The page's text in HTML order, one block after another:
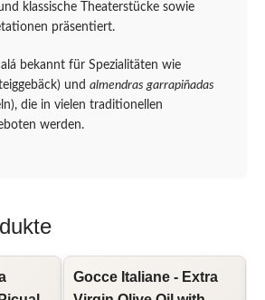
klassische Theaterstücke sowie
präsentiert.
bekannt für Spezialitäten wie
und almendras garrapiñadas
die in vielen traditionellen
werden.
Gocce Italiane - Extra